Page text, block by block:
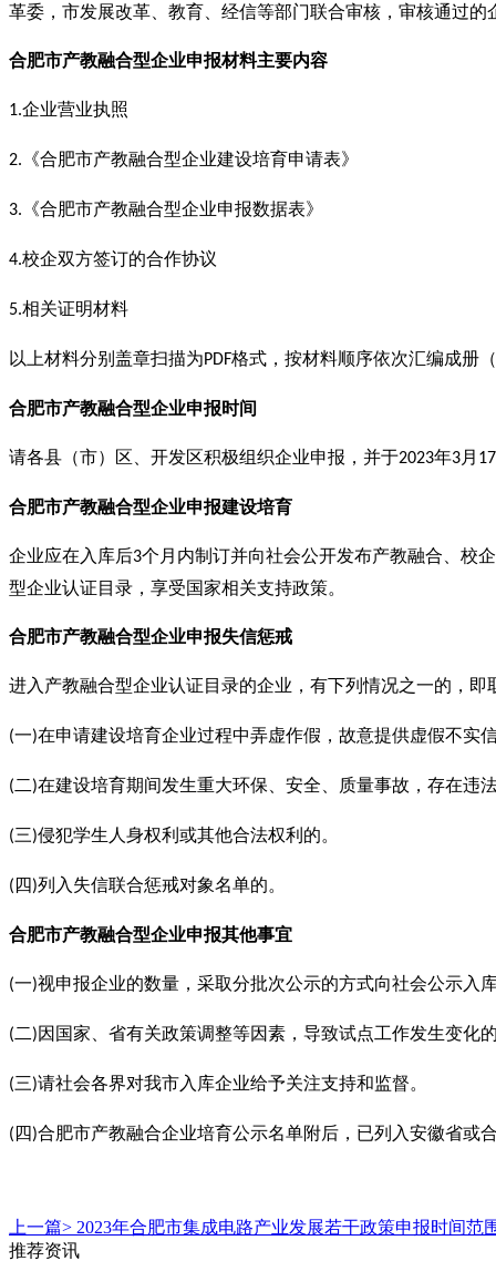
革委，市发展改革、教育、经信等部门联合审核，审核通过
合肥市产教融合型企业申报材料主要内容
1.企业营业执照
2. 《合肥市产教融合型企业建设培育申请表》
3. 《合肥市产教融合型企业申报数据表》
4.校企双方签订的合作协议
5.相关证明材料
以上材料分别盖章扫描为PDF格式，按材料顺序依次汇编成册
合肥市产教融合型企业申报 时间
请各县（市）区、开发区积极组织企业申报，并于2023年3月 17
合肥市产教融合型企业申报建设培育
企业应在入库后3个月内制订并向社会公开发布产教融合、校
型企业认证目录，享受国家相关支持政策。
合肥市产教融合型企业申报失信惩戒
进入产教融合型企业认证目录的企业，有下列情况之一的，即
(一)在申请建设培育企业过程中弄虚作假，故意提供虚假不实
(二)在建设培育期间发生重大环保、安全、质量事故，存在违
(三)侵犯学生人身权利或其他合法权利的。
( 四)列入失信联合惩戒对象名单的。
合肥市产教融合型企业申报其他事宜
(一)视申报企业的数量，采取分批次公示的方式向社会公示入
(二)因国家、省有关政策调整等因素，导致试点工作发生变化
(三)请社会各界对我市入库企业给予关注支持和监督。
( 四)合肥市产教融合企业培育公示名单附后，已列入安徽省或
上一篇> 2023年合肥市集成电路产业发展若干政策申报时间范
推荐资讯